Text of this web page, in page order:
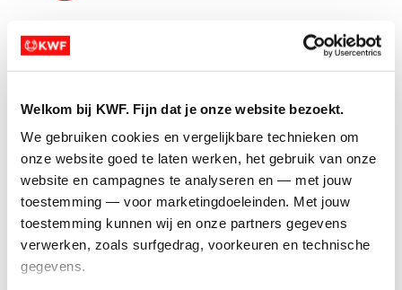
Welkom bij KWF. Fijn dat je onze website bezoekt.
We gebruiken cookies en vergelijkbare technieken om
onze website goed te laten werken, het gebruik van onze
website en campagnes te analyseren en — met jouw
toestemming — voor marketingdoeleinden. Met jouw
toestemming kunnen wij en onze partners gegevens
verwerken, zoals surfgedrag, voorkeuren en technische
gegevens.
Vraag 1 iemand om je actie óók te delen
Plaats 1 update op social media (kort: voor
wie kom jij in actie?)
Tip:Doe zelf de eerste donatie. Bijv. ter
waarde van de prijs van een startbewijs.